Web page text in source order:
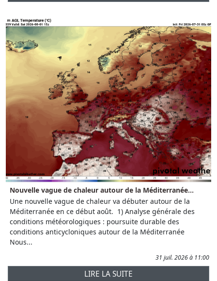
Nouvelle vague de chaleur autour de la Méditerranée...
Une nouvelle vague de chaleur va débuter autour de la
Méditerranée en ce début août. 1) Analyse générale des
conditions météorologiques : poursuite durable des
conditions anticycloniques autour de la Méditerranée
Nous...
31 juil. 2026 à 11:00
LIRE LA SUITE